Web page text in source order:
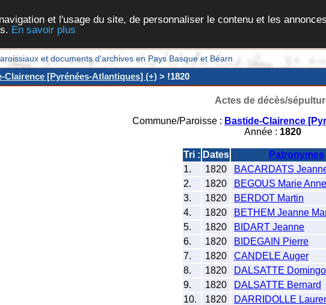
et l'usage du site, de personnaliser le contenu et les
En savoir plus
et documents d'archives en Pays Basque et Béarn
Clairence [Pyrénées-Atlantiques] (+) > !1820
Actes de décès/
Commune/Paroisse : Bastide-Clairence
Année : 1820
Tri : Dates
Patronymes
1.
1820
BACARDATS
2.
1820
BEGOUS Marie Anne
3.
1820
BERDOT Martin
4.
1820
BETHEM Jeanne
5.
1820
BIDART Jeanne
6.
1820
BIDEGAIN Pierre
7.
1820
CANDELE Auger
8.
1820
DALSATTE Domingo
9.
1820
DALSATTE Bernard
10.
1820
DARRIDOLLE